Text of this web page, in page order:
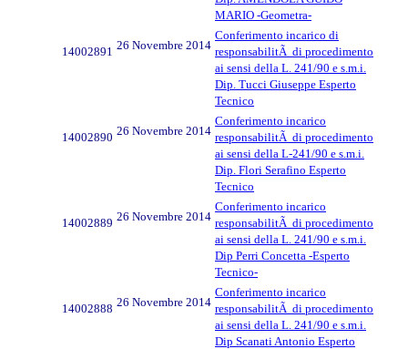
MARIO -Geometra-
14002891 26 Novembre 2014
Conferimento incarico di
responsabilitÃ di procedimento
ai sensi della L. 241/90 e s.m.i.
Dip. Tucci Giuseppe Esperto
Tecnico
14002890 26 Novembre 2014
Conferimento incarico
responsabilitÃ di procedimento
ai sensi della L-241/90 e s.m.i.
Dip. Flori Serafino Esperto
Tecnico
14002889 26 Novembre 2014
Conferimento incarico
responsabilitÃ di procedimento
ai sensi della L. 241/90 e s.m.i.
Dip Perri Concetta -Esperto
Tecnico-
14002888 26 Novembre 2014
Conferimento incarico
responsabilitÃ di procedimento
ai sensi della L. 241/90 e s.m.i.
Dip Scanati Antonio Esperto